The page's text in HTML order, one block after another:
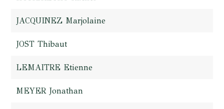
JACQUINEZ Marjolaine
JOST Thibaut
LEMAITRE Etienne
MEYER Jonathan